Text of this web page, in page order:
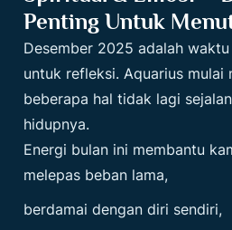
Penting Untuk
Desember 2025 adalah
untuk refleksi. Aquarius mulai
beberapa hal tidak lagi
hidupnya.
Energi bulan ini membantu
melepas beban lama,
berdamai dengan diri sendiri,